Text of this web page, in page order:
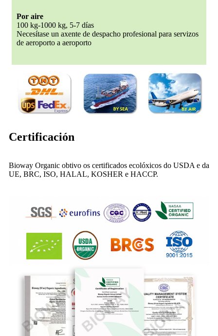
Por aire
100 kg-1000 kg, 5-7 días
Necesítase un axente de despacho profesional para servizos
de aeroporto a aeroporto
Certificación
Bioway Organic obtivo os certificados ecolóxicos do USDA e da
UE, BRC, ISO, HALAL, KOSHER e HACCP.